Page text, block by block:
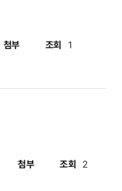
첨부 조회 1
첨부 조회 2